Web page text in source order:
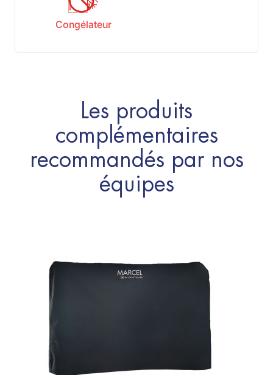
Congélateur
Les produits
complémentaires
recommandés par nos
équipes